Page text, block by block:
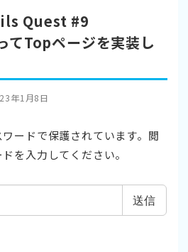
Quest #9
Topページを実装し
日年1月8日
ードで保護されています。閲
を入力してください。